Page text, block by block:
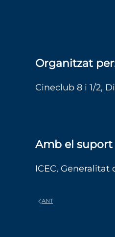
Organitzat
Cineclub 8 i 1/2,
Amb el suport
ICEC,
ANT